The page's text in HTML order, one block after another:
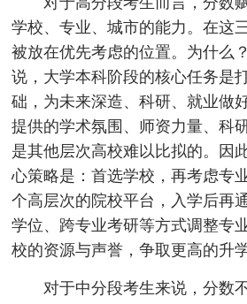
学校、专业、城市的能力。在这
被放在优先考虑的位置。为什么
说，大学本科阶段的核心任务是
础，为未来深造、科研、就业做
提供的学术氛围、师资力量、科
是其他层次高校难以比拟的。因
心策略是：首选学校，再考虑专
个高层次的院校平台，入学后再
学位、跨专业考研等方式调整专
校的资源与声誉，争取更高的升
对于中分段考生来说，分数